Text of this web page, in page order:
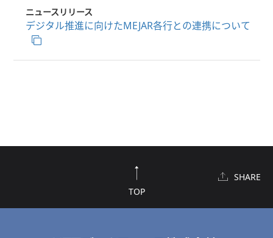
ニュースリリース
デジタル推進に向けたMEJAR各行との連携について
TOP
SHARE